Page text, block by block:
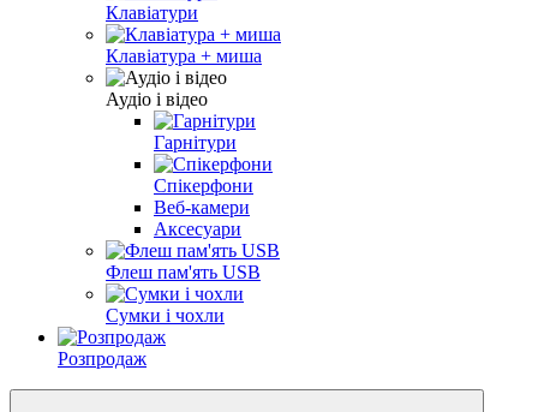
Клавіатури
Клавіатура + миша
Аудіо і відео
Гарнітури
Спікерфони
Веб-камери
Аксесуари
Флеш пам'ять USB
Сумки і чохли
Розпродаж